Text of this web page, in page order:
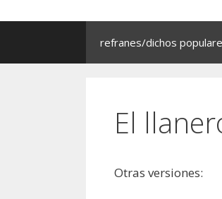
refranes/dichos
El
Otras versiones: